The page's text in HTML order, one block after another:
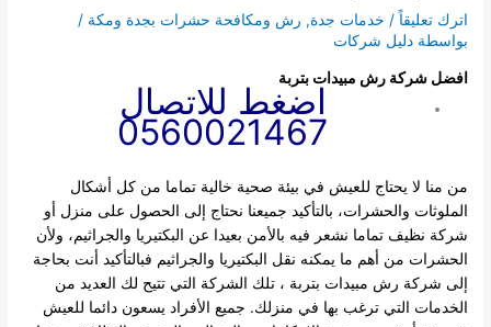
اترك تعليقاً / خدمات جدة, رش ومكافحة حشرات بجدة ومكة /
بواسطة دليل شركات
افضل شركة رش مبيدات بتربة
اضغط للاتصال
0560021467
من منا لا يحتاج للعيش في بيئة صحية خالية تماما من كل أشكال
الملوثات والحشرات، بالتأكيد جميعنا نحتاج إلى الحصول على منزل أو
شركة نظيف تماما نشعر فيه بالأمن بعيدا عن البكتيريا والجراثيم، ولأن
الحشرات من أهم ما يمكنه نقل البكتيريا والجراثيم فبالتأكيد أنت بحاجة
إلى شركة رش مبيدات بتربة ، تلك الشركة التي تتيح لك العديد من
الخدمات التي ترغب بها في منزلك. جميع الأفراد يسعون دائما للعيش